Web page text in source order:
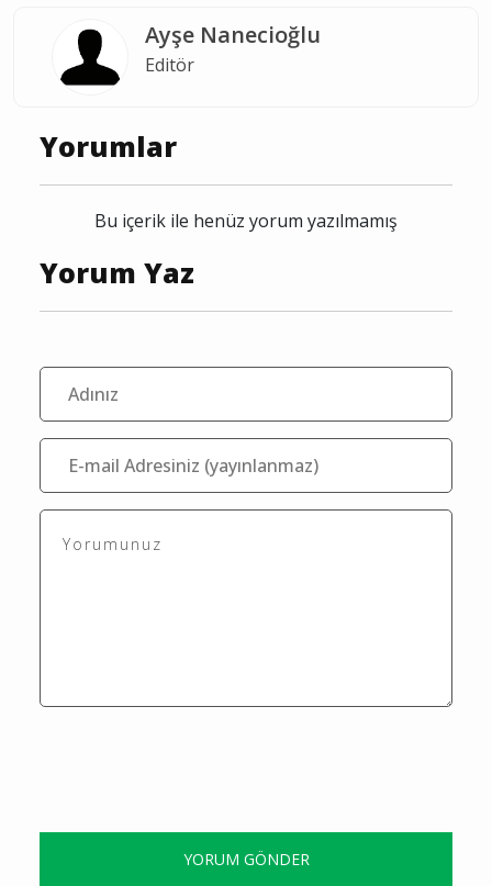
Ayşe Nanecioğlu
Editör
Yorumlar
Bu içerik ile henüz yorum yazılmamış
Yorum Yaz
YORUM GÖNDER